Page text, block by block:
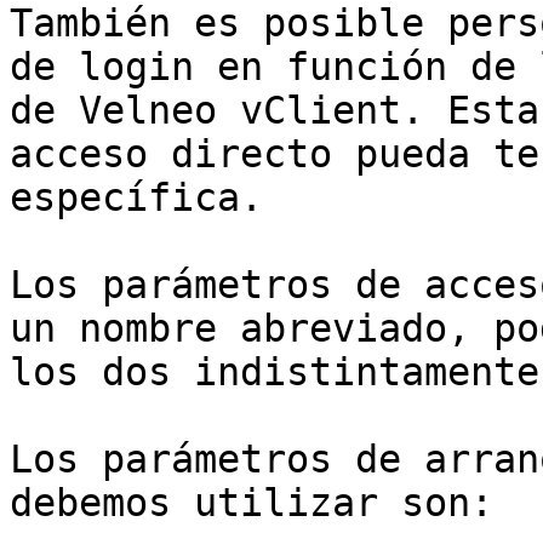
También es posible
de login en función de
de Velneo vClient.
acceso directo pueda
específica.
Los parámetros de
un nombre abreviado,
los dos
Los parámetros de
debemos utilizar son: